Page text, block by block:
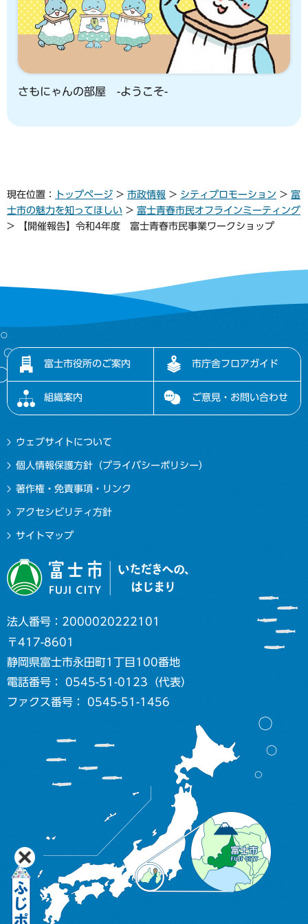
さもにゃんの部屋 -ようこそ-
現在位置： トップページ > 市政情報 > シティプロモーション > 富
士市の魅力を知ってほしい > 富士青春市民オフラインミーティング
> 【開催報告】令和4年度 富士青春市民事業ワークショップ
富士市役所のご案内 市庁舎フロアガイド
組織案内 ご意見・お問い合わせ
ウェブサイトについて
個人情報保護方針（プライバシーポリシー）
著作権・免責事項・リンク
アクセシビリティ方針
サイトマップ
法人番号：2000020222101
〒417-8601
静岡県富士市永田町1丁目100番地
電話番号： 0545-51-0123（代表）
ファクス番号： 0545-51-1456